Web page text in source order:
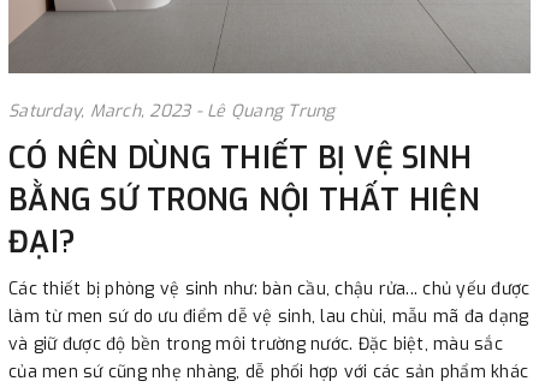
Saturday, March, 2023 - Lê Quang Trung
CÓ NÊN DÙNG THIẾT BỊ VỆ SINH
BẰNG SỨ TRONG NỘI THẤT HIỆN
ĐẠI?
Các thiết bị phòng vệ sinh như: bàn cầu, chậu rửa... chủ yếu được
làm từ men sứ do ưu điểm dễ vệ sinh, lau chùi, mẫu mã đa dạng
và giữ được độ bền trong môi trường nước. Đặc biệt, màu sắc
của men sứ cũng nhẹ nhàng, dễ phối hợp với các sản phẩm khác